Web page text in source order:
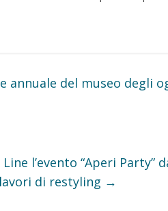
annuale del museo degli
l’evento “Aperi Party”
di restyling →